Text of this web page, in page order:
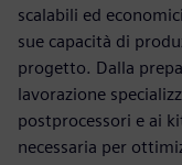
scalabili ed
sue capacità di
progetto. Dalla
lavorazione
postprocessori e ai
necessaria per